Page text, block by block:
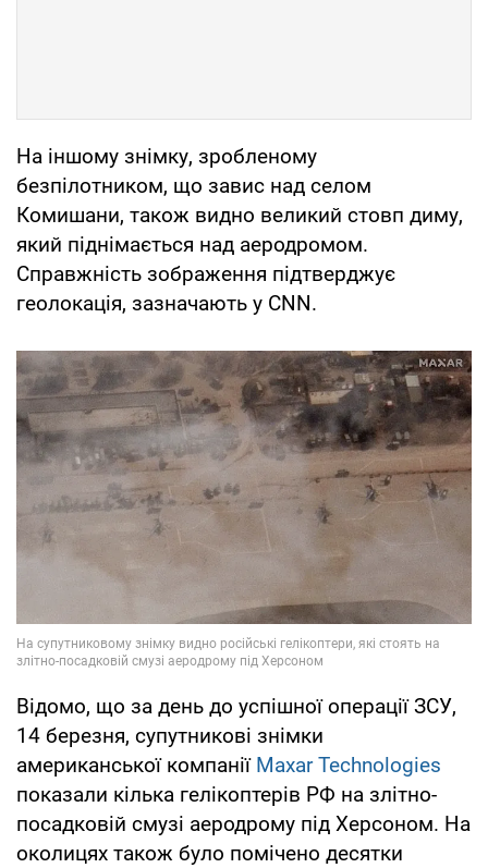
На іншому знімку, зробленому
безпілотником, що завис над селом
Комишани, також видно великий стовп диму,
який піднімається над аеродромом.
Справжність зображення підтверджує
геолокація, зазначають у CNN.
Відомо, що за день до успішної операції ЗСУ,
14 березня, супутникові знімки
американської компанії Maxar Technologies
показали кілька гелікоптерів РФ на злітно-
посадковій смузі аеродрому під Херсоном. На
околицях також було помічено десятки